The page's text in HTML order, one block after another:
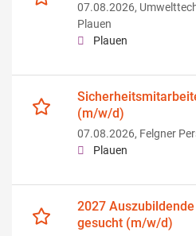
07.08.2026,
Plauen
Plauen
(m/w/d)
07.08.2026, Felgner
Plauen
2027
gesucht (m/w/d)